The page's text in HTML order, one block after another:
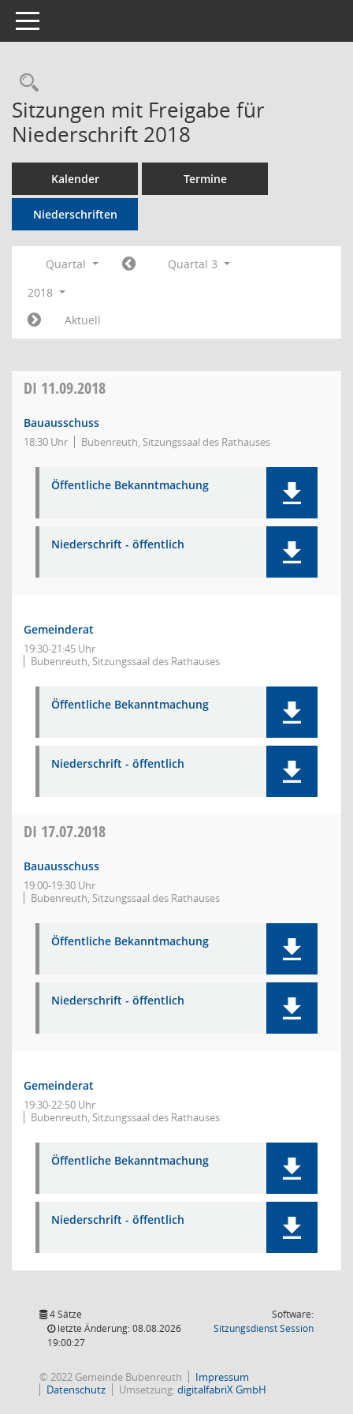
Toggle navigation
Rechercheauswahl
Sitzungen mit Freigabe für
Niederschrift 2018
Kalender Termine
Niederschriften
Quartal
Quartal 3
2018
Aktuell
DI 11.09.2018
Bauausschuss
18:30 Uhr Bubenreuth, Sitzungssaal des Rathauses
Öffentliche Bekanntmachung
Niederschrift - öffentlich
Gemeinderat
19:30-21:45 Uhr
Bubenreuth, Sitzungssaal des Rathauses
Öffentliche Bekanntmachung
Niederschrift - öffentlich
DI 17.07.2018
Bauausschuss
19:00-19:30 Uhr
Bubenreuth, Sitzungssaal des Rathauses
Öffentliche Bekanntmachung
Niederschrift - öffentlich
Gemeinderat
19:30-22:50 Uhr
Bubenreuth, Sitzungssaal des Rathauses
Öffentliche Bekanntmachung
Niederschrift - öffentlich
4 Sätze
letzte Änderung: 08.08.2026
19:00:27
Software:
SitzungsdienstSession(Wird in
© 2022 Gemeinde Bubenreuth
Impressum
Datenschutz
Umsetzung:digitalfabriX GmbH